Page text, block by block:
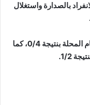
بالصدارة واستغلال
وحقق الزمالك الفوز فى مباراته الأخيرة أمام المحلة بنتيجة 0/4، كما
1/2.